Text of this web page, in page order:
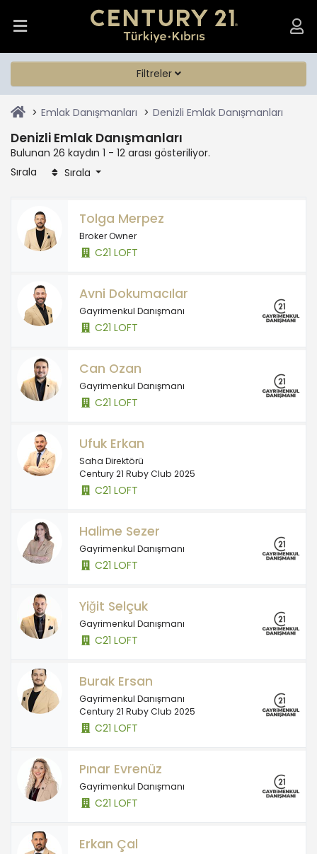
Filtreler
Emlak Danışmanları Denizli Emlak Danışmanları
Denizli Emlak Danışmanları
Bulunan 26 kaydın 1 - 12 arası gösteriliyor.
Sırala
Sırala
Tolga Merpez
Broker Owner
C21 LOFT
Avni Dokumacılar
Gayrimenkul Danışmanı
C21 LOFT
Can Ozan
Gayrimenkul Danışmanı
C21 LOFT
Ufuk Erkan
Saha Direktörü
Century 21 Ruby Club 2025
C21 LOFT
Halime Sezer
Gayrimenkul Danışmanı
C21 LOFT
Yiğit Selçuk
Gayrimenkul Danışmanı
C21 LOFT
Burak Ersan
Gayrimenkul Danışmanı
Century 21 Ruby Club 2025
C21 LOFT
Pınar Evrenüz
Gayrimenkul Danışmanı
C21 LOFT
Erkan Çal